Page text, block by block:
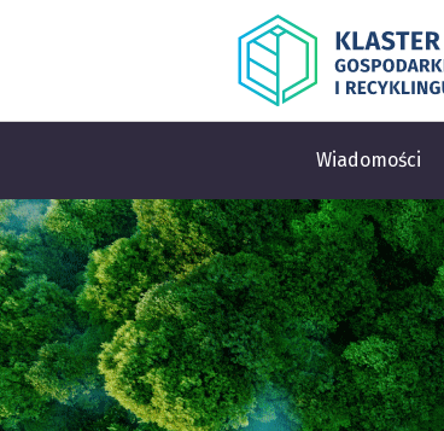
Wiadomości